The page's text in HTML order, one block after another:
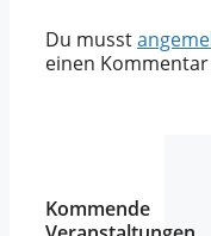
Du musst
einen
Kommende